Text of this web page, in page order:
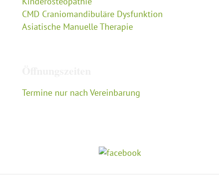
CMD Craniomandibuläre Dysfunktion
Asiatische Manuelle Therapie
Termine nur nach Vereinbarung